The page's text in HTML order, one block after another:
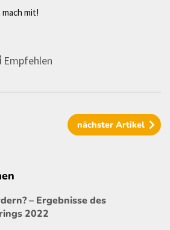
mit!
Empfehlen
nächster Artikel
– Ergebnisse des
2022